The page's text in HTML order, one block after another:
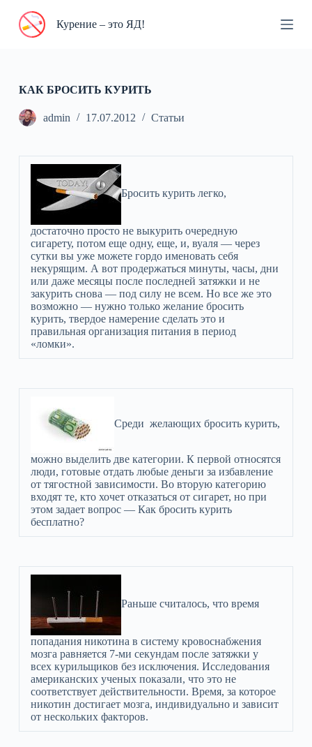
П
и
Курение – это ЯД!
КАК БРОСИТЬ КУРИТЬ
admin 17.07.2012 Статьи
Бросить курить легко,
достаточно просто не выкурить очередную
сигарету, потом еще одну, еще, и, вуаля — через
сутки вы уже можете гордо именовать себя
некурящим. А вот продержаться минуты, часы, дни
или даже месяцы после последней затяжки и не
закурить снова — под силу не всем. Но все же это
возможно — нужно только желание бросить
курить, твердое намерение сделать это и
правильная организация питания в период
«ломки».
Среди желающих бросить курить,
можно выделить две категории. К первой относятся
люди, готовые отдать любые деньги за избавление
от тягостной зависимости. Во вторую категорию
входят те, кто хочет отказаться от сигарет, но при
этом задает вопрос — Как бросить курить
бесплатно?
Раньше считалось, что время
попадания никотина в систему кровоснабжения
мозга равняется 7-ми секундам после затяжки у
всех курильщиков без исключения. Исследования
американских ученых показали, что это не
соответствует действительности. Время, за которое
никотин достигает мозга, индивидуально и зависит
от нескольких факторов.